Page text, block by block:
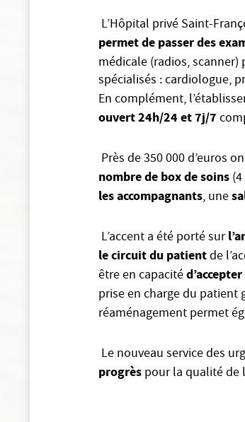
L’Hôpital privé Saint-
permet de passer des
médicale (radios,
spécialisés : cardiologue,
En complément,
ouvert 24h/24 et 7j/7
Près de 350 000 d’euros
nombre de box de soins
les accompagnants, une
L’accent a été porté sur
le circuit du patientde
être en capacité
prise en charge du patient
réaménagement permet
Le nouveau service des
progrès pour la qualité de